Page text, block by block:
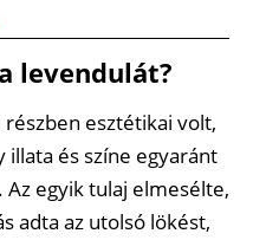
levendulát?
esztétikai volt,
és színe egyaránt
egyik tulaj elmesélte,
adta az utolsó lökést,